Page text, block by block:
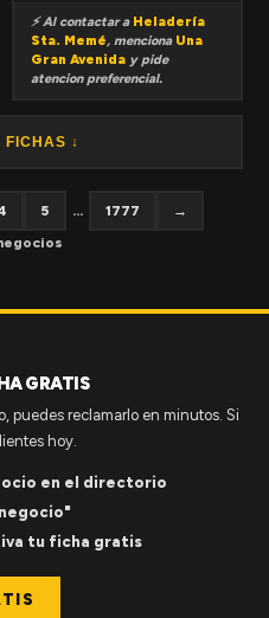
⚡ Al contactar a Heladería
Sta. Memé, menciona Una
Gran Avenida y pide
atencion preferencial.
FICHAS ↓
5 ... 1777
→
GRATIS
puedes reclamarlo en minutos. Si
hoy.
en el directorio
tu ficha gratis